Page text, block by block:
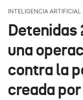
INTELIGENCIA ARTIFICIAL
Detenidas
una
contra la
creada